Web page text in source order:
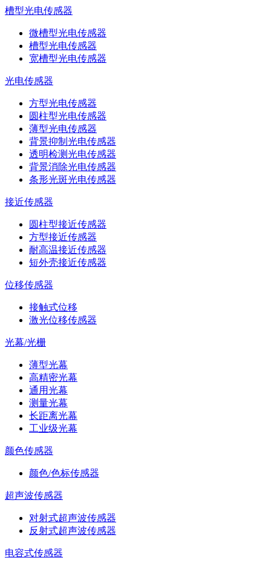
槽型光电传感器
微槽型光电传感器
槽型光电传感器
宽槽型光电传感器
光电传感器
方型光电传感器
圆柱型光电传感器
薄型光电传感器
背景抑制光电传感器
透明检测光电传感器
背景消除光电传感器
条形光斑光电传感器
接近传感器
圆柱型接近传感器
方型接近传感器
耐高温接近传感器
短外壳接近传感器
位移传感器
接触式位移
激光位移传感器
光幕/光栅
薄型光幕
高精密光幕
通用光幕
测量光幕
长距离光幕
工业级光幕
颜色传感器
颜色/色标传感器
超声波传感器
对射式超声波传感器
反射式超声波传感器
电容式传感器